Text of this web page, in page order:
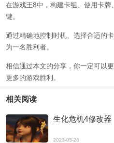
在游戏王8中，构建卡组、使用卡
键。
通过精确地控制时机、选择合适的
为一名胜利者。
相信通过本文的分享，你一定可以
更多的游戏胜利。
相关阅读
生化危机4修改器
2023-05-26